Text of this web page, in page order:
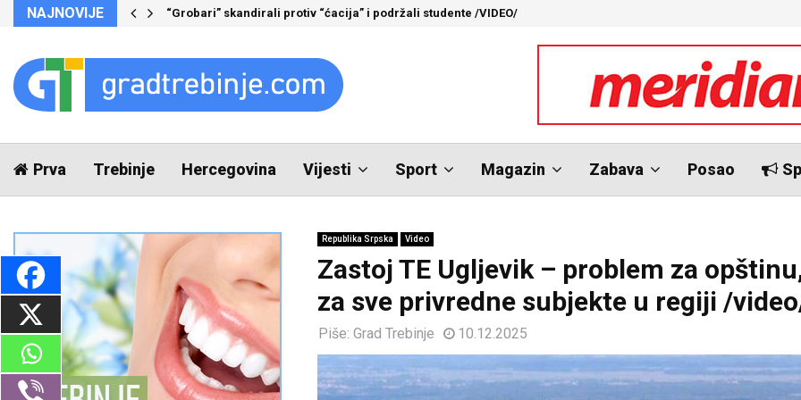
NAJNOVIJE “Grobari” skandirali protiv “ćacija” i podržali studente /VIDEO/
Prva Trebinje Hercegovina Vijesti Sport Magazin Zabava Posao
Republika Srpska Video
Zastoj TE Ugljevik – problem za
za sve privredne subjekte u regiji /
Piše: Grad Trebinje 10.12.2025